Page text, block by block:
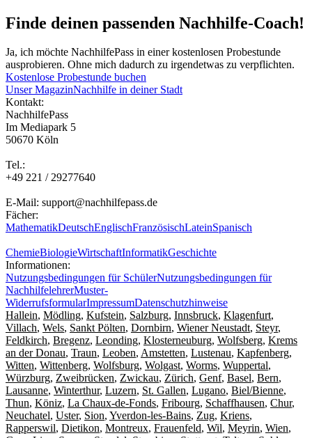
Finde deinen passenden Nachhilfe-Coach!
Ja, ich möchte NachhilfePass in einer kostenlosen Probestunde
ausprobieren. Ohne mich dadurch zu irgendetwas zu verpflichten.
Kostenlose Probestunde buchen
Unser MagazinNachhilfe in deiner Stadt
Kontakt:
NachhilfePass
Im Mediapark 5
50670 Köln
Tel.:
+49 221 / 29277640
E-Mail: support@nachhilfepass.de
Fächer:
MathematikDeutschEnglischFranzösischLateinSpanisch
ChemieBiologieWirtschaftInformatikGeschichte
Informationen:
Nutzungsbedingungen für SchülerNutzungsbedingungen für
NachhilfelehrerMuster-
WiderrufsformularImpressumDatenschutzhinweise
Hallein, Mödling, Kufstein, Salzburg, Innsbruck, Klagenfurt,
Villach, Wels, Sankt Pölten, Dornbirn, Wiener Neustadt, Steyr,
Feldkirch, Bregenz, Leonding, Klosterneuburg, Wolfsberg, Krems
an der Donau, Traun, Leoben, Amstetten, Lustenau, Kapfenberg,
Witten, Wittenberg, Wolfsburg, Wolgast, Worms, Wuppertal,
Würzburg, Zweibrücken, Zwickau, Zürich, Genf, Basel, Bern,
Lausanne, Winterthur, Luzern, St. Gallen, Lugano, Biel/Bienne,
Thun, Köniz, La Chaux-de-Fonds, Fribourg, Schaffhausen, Chur,
Neuchatel, Uster, Sion, Yverdon-les-Bains, Zug, Kriens,
Rapperswil, Dietikon, Montreux, Frauenfeld, Wil, Meyrin, Wien,